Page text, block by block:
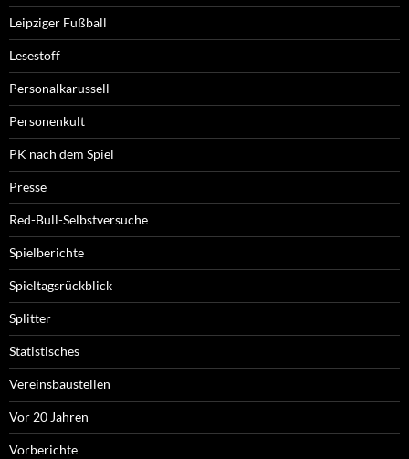
Leipziger Fußball
Lesestoff
Personalkarussell
Personenkult
PK nach dem Spiel
Presse
Red-Bull-Selbstversuche
Spielberichte
Spieltagsrückblick
Splitter
Statistisches
Vereinsbaustellen
Vor 20 Jahren
Vorberichte